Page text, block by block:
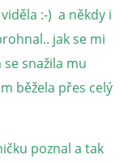
692 130
Aktualizováno: 1. 8. 2026
:-) a někdy i
jak se mi
snažila mu
běžela přes celý
poznal a tak